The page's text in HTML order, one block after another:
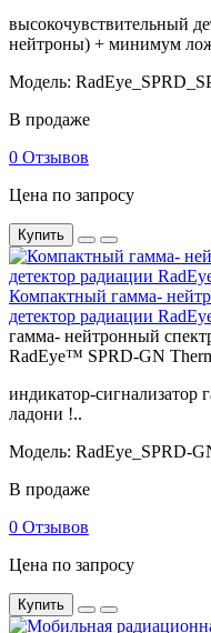
высокочувствительный
нейтроны) + минимум
Модель:
В продаже
0 Отзывов
Цена по запросу
Купить
Компактный гамма-
детектор радиации
гамма- нейтронный
RadEye™ SPRD-GN
индикатор-сигнализатор
ладони !..
Модель: RadEye_SPRD-
В продаже
0 Отзывов
Цена по запросу
Купить